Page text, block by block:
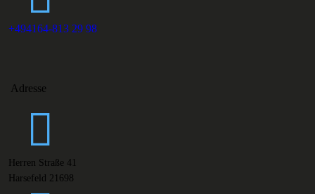
+494164-813 29 98
Adresse
Herren Straße 41
Harsefeld 21698